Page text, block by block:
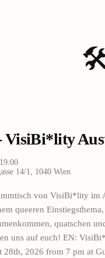
VisiBi*lity
14/1, 1040 Wien
von VisiBi*lity im
queeren
quatschen
uns auf euch! EN:
28th, 2026 from 7 pm at